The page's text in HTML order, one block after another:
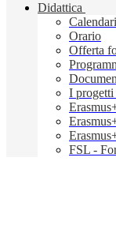
Didattica
Orario
Offerta
I progetti
FSL -